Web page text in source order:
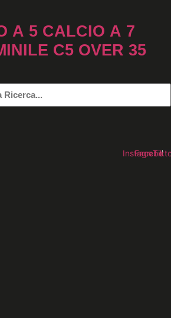
A 5 CALCIO A 7
C5 OVER 35
Instagram